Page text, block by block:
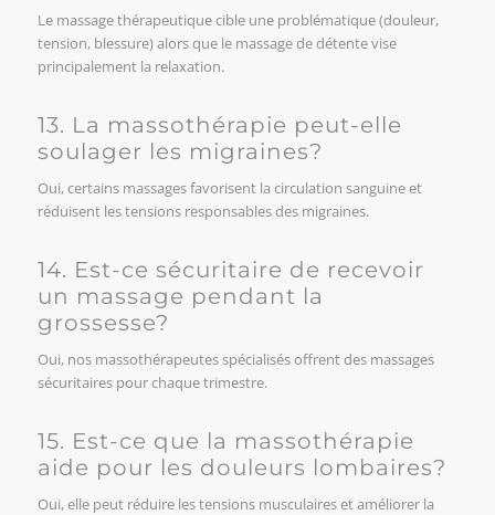
Le massage thérapeutique cible une problématique (douleur,
tension, blessure) alors que le massage de détente vise
principalement la relaxation.
13. La massothérapie peut-elle
soulager les migraines?
Oui, certains massages favorisent la circulation sanguine et
réduisent les tensions responsables des migraines.
14. Est-ce sécuritaire de recevoir
un massage pendant la
grossesse?
Oui, nos massothérapeutes spécialisés offrent des massages
sécuritaires pour chaque trimestre.
15. Est-ce que la massothérapie
aide pour les douleurs lombaires?
Oui, elle peut réduire les tensions musculaires et améliorer la